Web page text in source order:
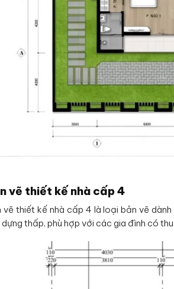
vẽ thiết kế nhà cấp 4
vẽ thiết kế nhà cấp 4 là loại bản vẽ
thấp, phù hợp với các gia đình có